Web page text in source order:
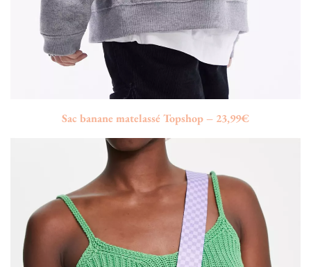
Sac banane matelassé Topshop – 23,99€